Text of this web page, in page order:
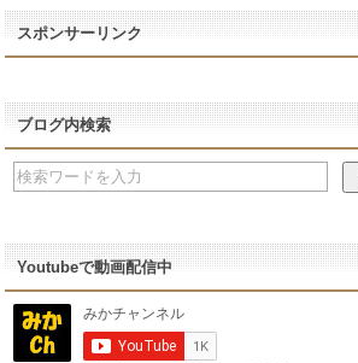
スポンサーリンク
ブログ内検索
Youtubeで動画配信中